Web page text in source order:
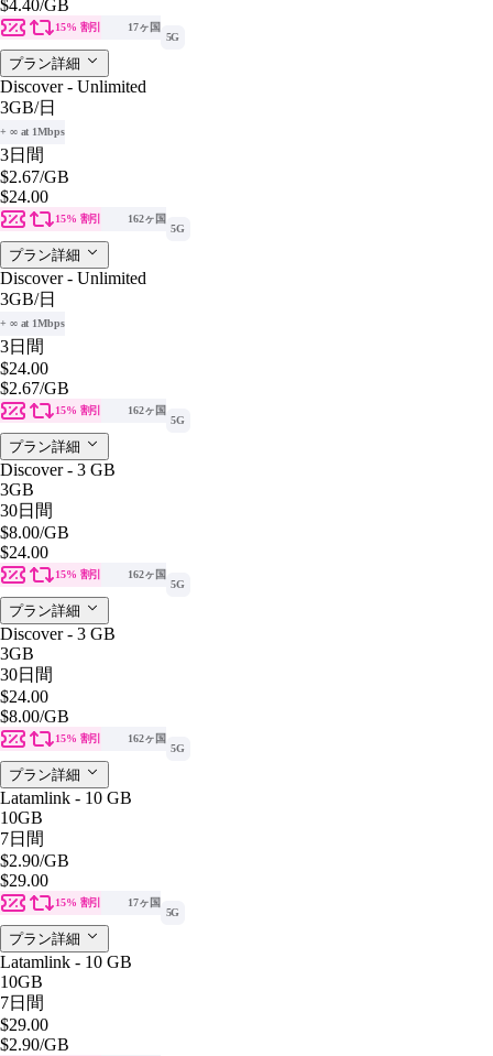
$4.40/GB
15% 割引
17ヶ国
5G
プラン詳細
Discover - Unlimited
3GB/日
+ ∞ at 1Mbps
3日間
$2.67/GB
$24.00
15% 割引
162ヶ国
5G
プラン詳細
Discover - Unlimited
3GB/日
+ ∞ at 1Mbps
3日間
$24.00
$2.67/GB
15% 割引
162ヶ国
5G
プラン詳細
Discover - 3 GB
3GB
30日間
$8.00/GB
$24.00
15% 割引
162ヶ国
5G
プラン詳細
Discover - 3 GB
3GB
30日間
$24.00
$8.00/GB
15% 割引
162ヶ国
5G
プラン詳細
Latamlink - 10 GB
10GB
7日間
$2.90/GB
$29.00
15% 割引
17ヶ国
5G
プラン詳細
Latamlink - 10 GB
10GB
7日間
$29.00
$2.90/GB